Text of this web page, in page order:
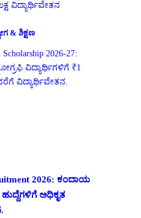
ವಿದ್ಯಾರ್ಥಿವೇತನ
& ಶಿಕ್ಷಣ
2026-27:
ವಿದ್ಯಾರ್ಥಿಗಳಿಗೆ ₹1
ವಿದ್ಯಾರ್ಥಿವೇತನ.
2026: ಕಂದಾಯ
ಅಧಿಕೃತ